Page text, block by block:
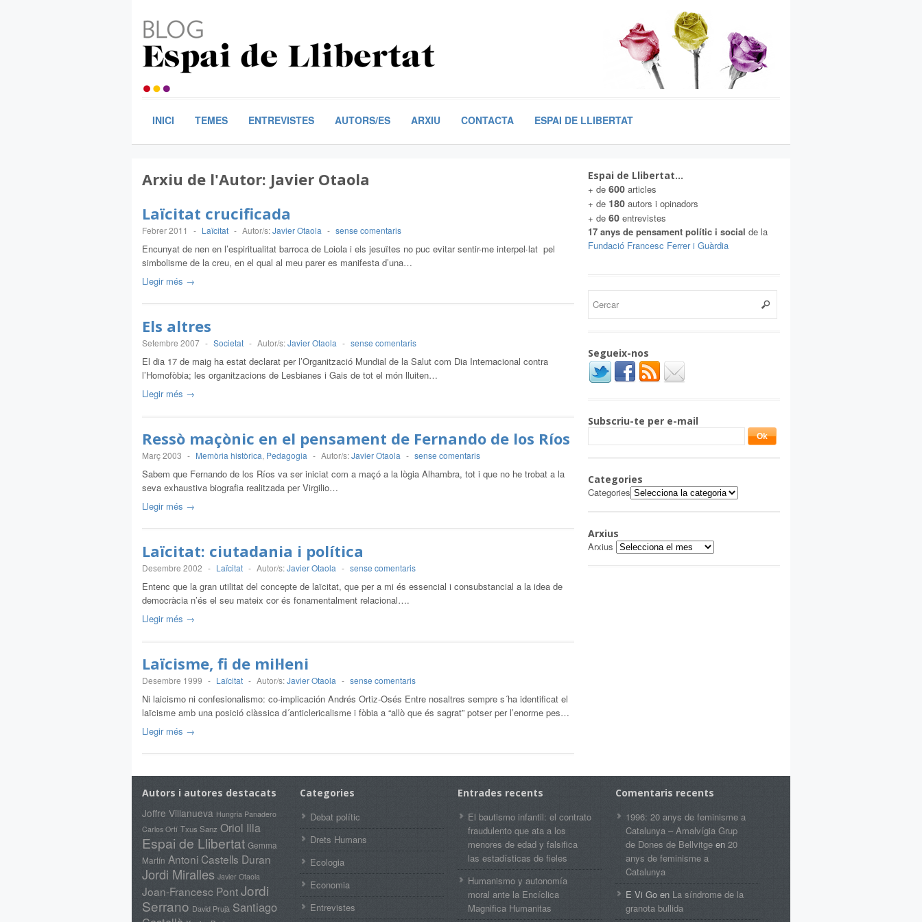
INICI TEMES ENTREVISTES AUTORS/ES ARXIU CONTACTA ESPAI DE LLIBERTAT
Arxiu de l'Autor: Javier Otaola
Laïcitat crucificada
Febrer 2011 - Laïcitat - Autor/s:Javier Otaola - sense comentaris
Encunyat de nen en l’espiritualitat barroca de Loiola i els jesuïtes no puc evitar sentir-me interpel·lat pel
simbolisme de la creu, en el qual al meu parer es manifesta d’una…
Llegir més →
Els altres
Setembre 2007 - Societat - Autor/s:Javier Otaola - sense comentaris
El dia 17 de maig ha estat declarat per l’Organització Mundial de la Salut com Dia Internacional contra
l’Homofòbia; les organitzacions de Lesbianes i Gais de tot el món lluiten…
Llegir més →
Ressò maçònic en el pensament de Fernando de los Ríos
Març 2003 - Memòria històrica, Pedagogia - Autor/s:Javier Otaola - sense comentaris
Sabem que Fernando de los Ríos va ser iniciat com a maçó a la lògia Alhambra, tot i que no he trobat a la
seva exhaustiva biografia realitzada per Virgilio…
Llegir més →
Laïcitat: ciutadania i política
Desembre 2002 - Laïcitat - Autor/s:Javier Otaola - sense comentaris
Entenc que la gran utilitat del concepte de laïcitat, que per a mi és essencial i consubstancial a la idea de
democràcia n’és el seu mateix cor és fonamentalment relacional….
Llegir més →
Laïcisme, fi de mil·leni
Desembre 1999 - Laïcitat - Autor/s:Javier Otaola - sense comentaris
Ni laicismo ni confesionalismo: co-implicación Andrés Ortiz-Osés Entre nosaltres sempre s´ha identificat el
laïcisme amb una posició clàssica d´anticlericalisme i fòbia a “allò que és sagrat” potser per l’enorme pes…
Llegir més →
Espai de Llibertat…
+ de 600 articles
+ de 180 autors i opinadors
+ de 60 entrevistes
17 anys de pensament polític i social de la
Fundació Francesc Ferrer i Guàrdia
Segueix-nos
Subscriu-te per e-mail
Categories
Categories
Arxius
Arxius
Autors i autores destacats
Joffre Villanueva Hungria Panadero
Carlos Ortí Txus Sanz Oriol Illa
Espai de Llibertat Gemma
Martín Antoni Castells Duran
Jordi Miralles Javier Otaola
Joan-Francesc PontJordi
Serrano David Prujà Santiago
Categories
Debat polític
Drets Humans
Ecologia
Economia
Entrevistes
Entrades recents
El bautismo infantil: el contrato
fraudulento que ata a los
menores de edad y falsifica
las estadísticas de fieles
Humanismo y autonomía
moral ante la Encíclica
Magnifica Humanitas
Comentaris recents
1996: 20 anys de feminisme a
Catalunya – Amalvígia Grup
de Dones de Bellvitge en 20
anys de feminisme a
Catalunya
E Vi Go en La síndrome de la
granota bullida